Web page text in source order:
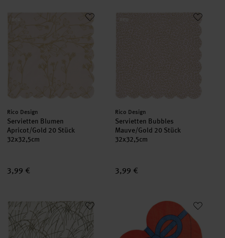
neu
Servietten Blumen Apricot/Gold 20 Stück
Hersteller:
Rico Design
Servietten Blumen
Apricot/Gold 20 Stück
32x32,5cm
3,99 €
neu
Servietten Bubbles Mauve/
Hersteller:
Rico Design
Servietten Bubbles
Mauve/Gold 20 Stück
32x32,5cm
3,99 €
neu
Servietten Gräser Elfenbein/Schwarz 20 Stück
Rico Design x Redfries